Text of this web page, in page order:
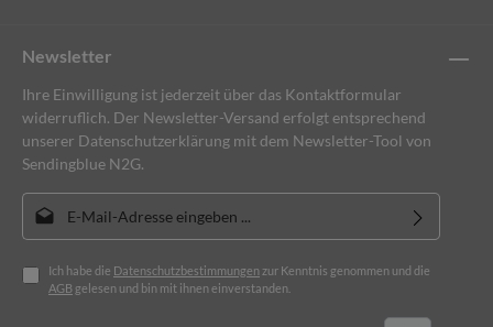
Newsletter
Ihre Einwilligung ist jederzeit über das Kontaktformular
widerruflich. Der Newsletter-Versand erfolgt entsprechend
unserer Datenschutzerklärung mit dem Newsletter-Tool von
Sendingblue N2G.
E-Mail-Adresse*
Ich habe die Datenschutzbestimmungen zur Kenntnis genommen und die
AGB gelesen und bin mit ihnen einverstanden.